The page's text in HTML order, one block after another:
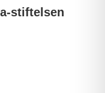
stiftelsen